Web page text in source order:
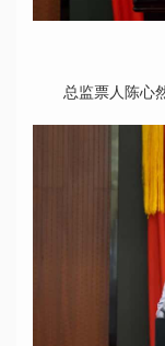
总监票人陈心